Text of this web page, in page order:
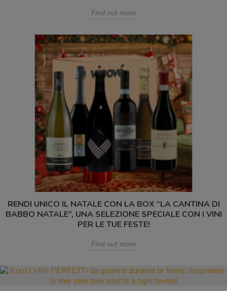
Find out more
RENDI UNICO IL NATALE CON LA BOX “LA CANTINA DI
BABBO NATALE”, UNA SELEZIONE SPECIALE CON I VINI
PER LE TUE FESTE!
Find out more